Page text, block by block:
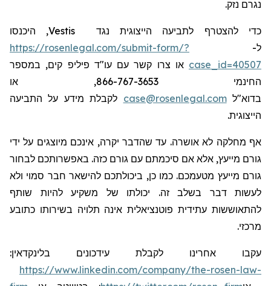
נגרם נזק.
כדי להצטרף לתביעה הייצוגית נגד Vestis, היכנסו
ל- https://rosenlegal.com/submit-form/?
case_id=40507 או צרו קשר עם עו"ד פיליפ קים, במספר
החינמי 866-767-3653, או
בדוא"לcase@rosenlegal.com לקבלת מידע על התביעה
הייצוגית.
אף מחלקה לא אושרה. עד שהדבר יקרה, אינכם מיוצגים על ידי
גורם מייעץ, אלא אם סיכמתם עם גורם כזה. באפשרותכם לבחור
גורם מייעץ מטעמכם. כמו כן, ביכולתכם להישאר חבר סמוי ולא
לעשות דבר בשלב זה. יכולתו של משקיע להיות שותף
להתאוששות עתידית פוטנציאלית אינה תלויה בשירותו כתובע
מרכזי.
עקבו אחרינו לקבלת עידכונים בלינקדאין:
https://www.linkedin.com/company/the-rosen-law-